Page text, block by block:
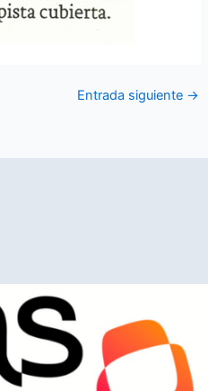
Entrada siguiente →